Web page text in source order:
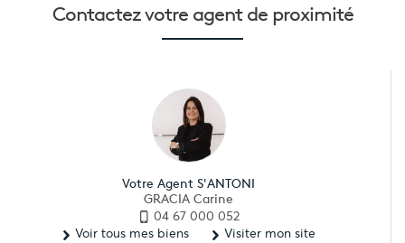
Contactez votre agent de proximité
Votre Agent S'ANTONI
GRACIA Carine
04 67 000 052
Voir tous mes biens
Visiter mon site